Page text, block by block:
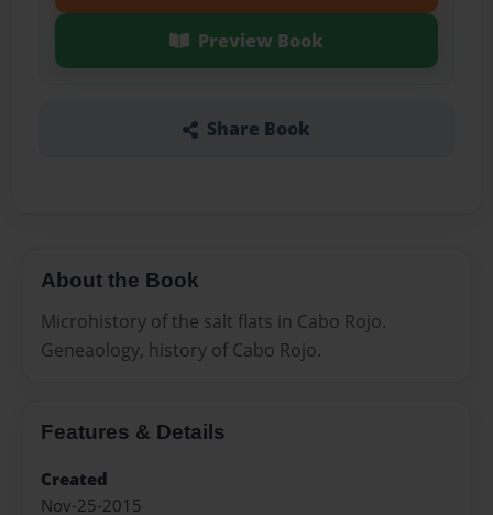
Preview Book
Share Book
About the Book
Microhistory of the salt flats in Cabo Rojo.
Geneaology, history of Cabo Rojo.
Features & Details
Created
Nov-25-2015